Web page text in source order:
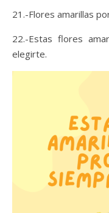
21.-Flores amarillas
22.-Estas flores
elegirte.